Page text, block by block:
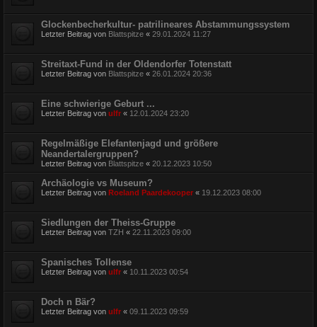
Glockenbecherkultur- patrilineares Abstammungssystem
Letzter Beitrag von Blattspitze « 29.01.2024 11:27
Streitaxt-Fund in der Oldendorfer Totenstatt
Letzter Beitrag von Blattspitze « 26.01.2024 20:36
Eine schwierige Geburt ...
Letzter Beitrag von ulfr « 12.01.2024 23:20
Regelmäßige Elefantenjagd und größere
Neandertalergruppen?
Letzter Beitrag von Blattspitze « 20.12.2023 10:50
Archäologie vs Museum?
Letzter Beitrag von Roeland Paardekooper « 19.12.2023 08:00
Siedlungen der Theiss-Gruppe
Letzter Beitrag von TZH « 22.11.2023 09:00
Spanisches Tollense
Letzter Beitrag von ulfr « 10.11.2023 00:54
Doch n Bär?
Letzter Beitrag von ulfr « 09.11.2023 09:59